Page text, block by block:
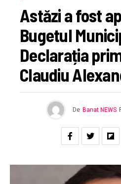
Astăzi a fost
Bugetul
Declarația
Claudiu
De Banat NEWS